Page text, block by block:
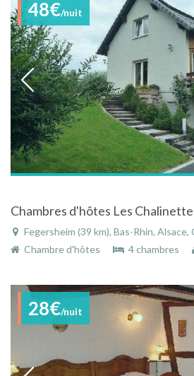
48€/nuit
Fegersheim (39 km), Bas-Rhin, Alsace,
Chambre d'hôtes
4 chambres
28€/nuit